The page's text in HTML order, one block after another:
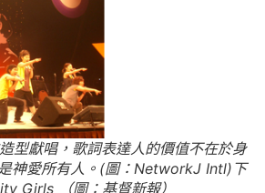
型獻唱，歌詞表達人的價值不在於身
神愛所有人。(圖：NetworkJ Intl)下
Girls （圖：基督新報）